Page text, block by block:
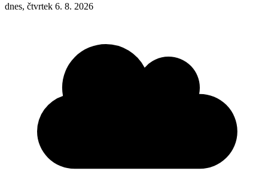
dnes, čtvrtek 6. 8. 2026